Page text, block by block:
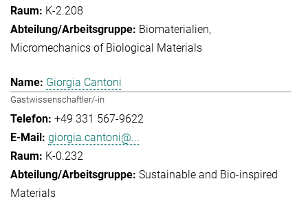
K-2.208
Biomaterialien
Micromechanics of Biological Materials
Giorgia Cantoni
Gastwissenschaftler/-in
+49 331 567-9622
giorgia.cantoni@...
K-0.232
Sustainable and Bio-inspired
Materials